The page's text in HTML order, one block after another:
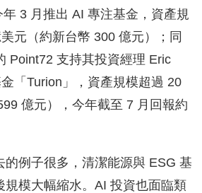
3 月推出 AI 專注基金，資產規
元（約新台幣 300 億元）；同
Point72 支持其投資經理 Eric
「Turion」，資產規模超過 20
億元），今年截至 7 月回報約
的例子很多，清潔能源與 ESG 基
規模大幅縮水。AI 投資也面臨類